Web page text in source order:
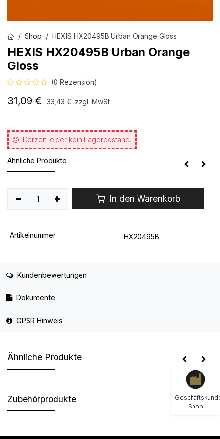
Shop HEXIS HX20495B Urban Orange Gloss
HEXIS HX20495B Urban Orange
Gloss
(0 Rezension)
31,09 € 33,43€ zzgl. MwSt.
Derzeit leider kein Lagerbestand.
Ähnliche Produkte
In den Warenkorb
Artikelnummer HX20495B
Kundenbewertungen
Dokumente
GPSR Hinweis
Ähnliche Produkte
Zubehörprodukte
Shop